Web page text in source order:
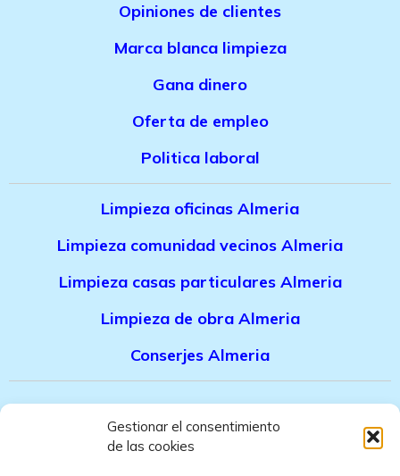
Gestionar el consentimiento
de las cookies
Opiniones de clientes
Marca blanca limpieza
Gana dinero
Oferta de empleo
Politica laboral
Limpieza oficinas Almeria
Limpieza comunidad vecinos Almeria
Limpieza casas particulares Almeria
Limpieza de obra Almeria
Conserjes Almeria
Canal denuncias trabajadores